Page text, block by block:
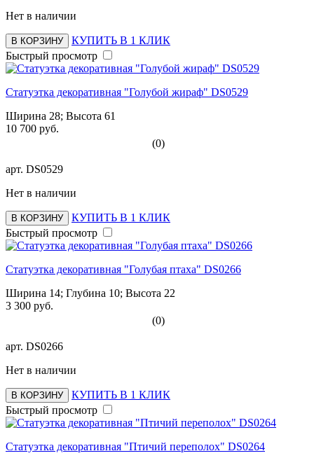
Нет в наличии
В КОРЗИНУ
КУПИТЬ В 1 КЛИК
Быстрый просмотр
Статуэтка декоративная "Голубой жираф" DS0529
Ширина 28; Высота 61
10 700 руб.
(0)
арт. DS0529
Нет в наличии
В КОРЗИНУ
КУПИТЬ В 1 КЛИК
Быстрый просмотр
Статуэтка декоративная "Голубая птаха" DS0266
Ширина 14; Глубина 10; Высота 22
3 300 руб.
(0)
арт. DS0266
Нет в наличии
В КОРЗИНУ
КУПИТЬ В 1 КЛИК
Быстрый просмотр
Статуэтка декоративная "Птичий переполох" DS0264